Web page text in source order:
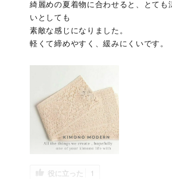
綺麗めの夏着物に合わせると、とても
いとしても
素敵な感じになりました。
軽くて締めやすく、緩みにくいです。
役に立った 1